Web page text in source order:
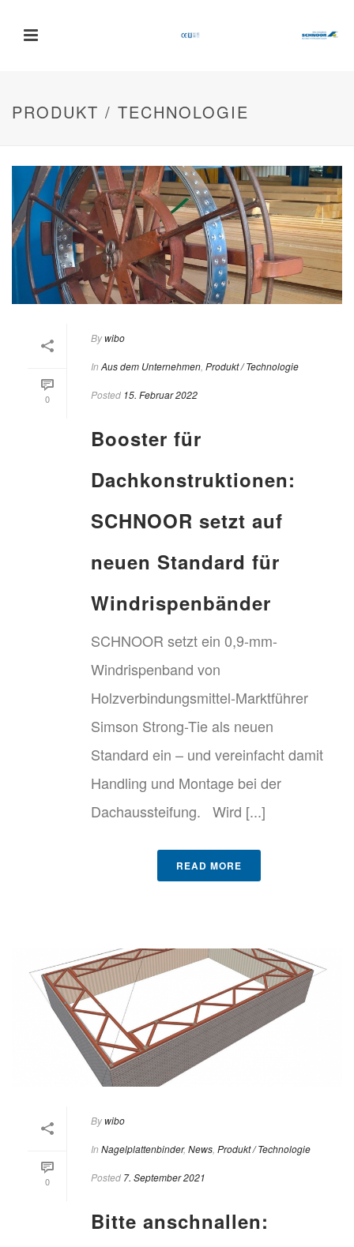
PRODUKT / TECHNOLOGIE
0
Bywibo
In Aus dem Unternehmen Produkt / Technologie
Posted 15. Februar 2022
Booster für
Dachkonstruktionen:
SCHNOOR setzt auf
neuen Standard für
Windrispenbänder
SCHNOOR setzt ein 0,9-mm-
Windrispenband von
Holzverbindungsmittel-Marktführer
Simson Strong-Tie als neuen
Standard ein – und vereinfacht damit
Handling und Montage bei der
Dachaussteifung. Wird [...]
READ MORE
0
Bywibo
In Nagelplattenbinder, News Produkt / Technologie
Posted 7. September 2021
Bitte anschnallen: